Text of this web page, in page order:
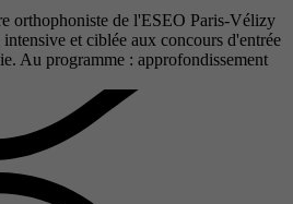
orthophoniste de l'ESEO Paris-Vélizy
et ciblée aux concours d'entrée
Au programme : approfondissement